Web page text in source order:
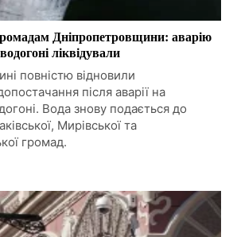
Дніпропетровщини: аварію
ліквідували
повністю відновили
після аварії на
Вода знову подається до
Мирівської та
громад.